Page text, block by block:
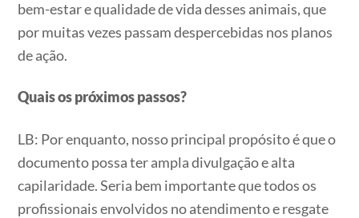
bem-estar e qualidade de vida desses animais, que
por muitas vezes passam despercebidas nos planos
de ação.
Quais os próximos passos?
LB: Por enquanto, nosso principal propósito é que o
documento possa ter ampla divulgação e alta
capilaridade. Seria bem importante que todos os
profissionais envolvidos no atendimento e resgate